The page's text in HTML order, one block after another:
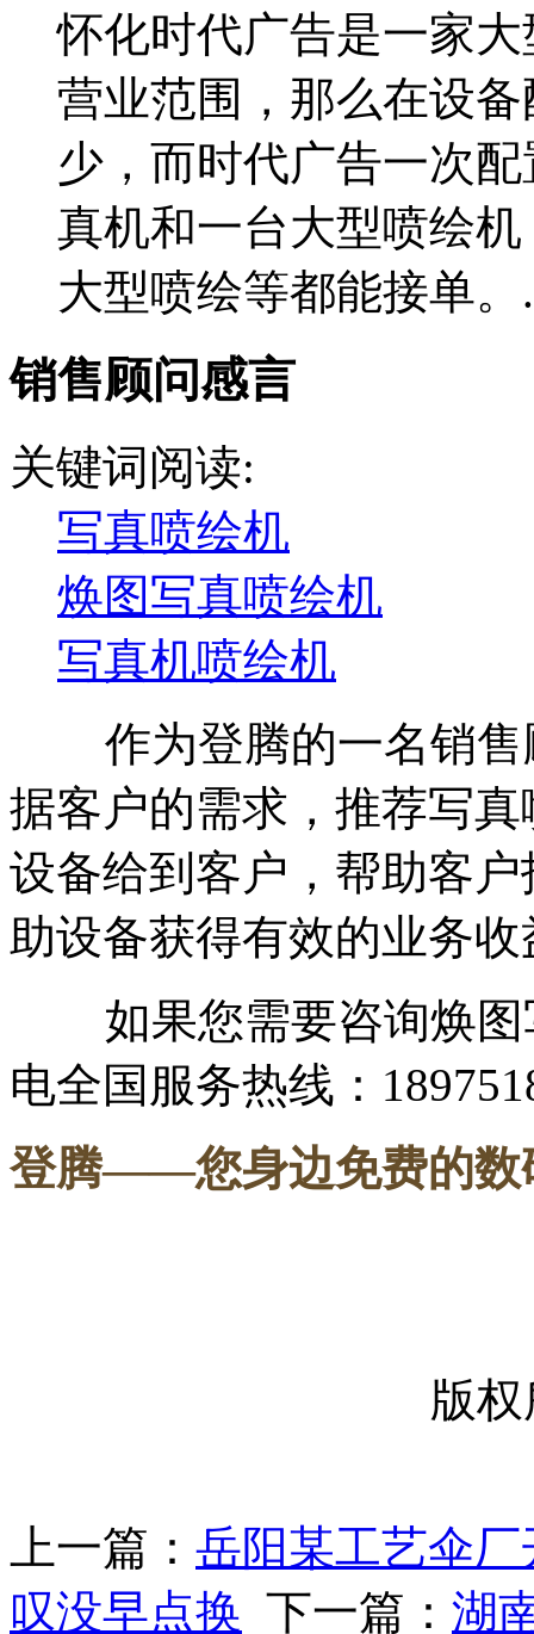
怀化时代广告是一家
营业范围，那么在设
少，而时代广告一次
真机和一台大型喷绘
大型喷绘等都能接单。
销售顾问感言
关键词阅读:
写真喷绘机
焕图写真喷绘机
写真机喷绘机
作为登腾的一名销售
据客户的需求，推荐写
设备给到客户，帮助客
助设备获得有效的业务收
如果您需要咨询焕图
电全国服务热线：
登腾——您身边免费的数
版
上一篇： 岳阳某工艺伞
叹没早点换 下一篇： 湖